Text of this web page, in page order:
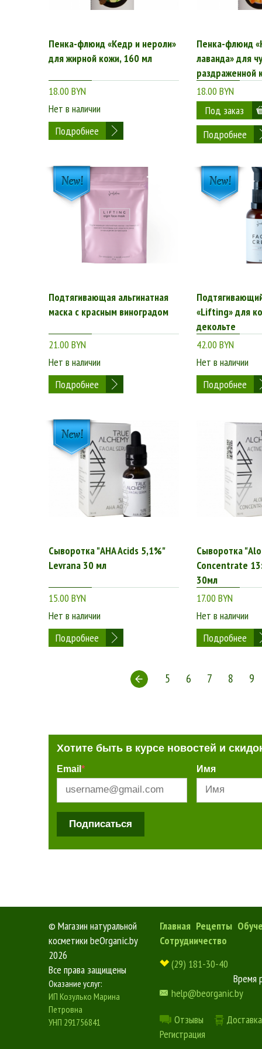
Интернет-магазин BeОrganic.by – это по-настоящему
магазина BeОrganic.by уже сейчас, чтобы купить
Пенка-флюид «Кедр и нероли»
для жирной кожи, 160 мл
18.00 BYN
Нет в наличии
Подробнее
Пенка-флюид
лаванда» для
раздраженной
18.00 BYN
Подробнее
Подтягивающая альгинатная
маска с красным виноградом
21.00 BYN
Нет в наличии
Подробнее
«Lifting» для
декольте
42.00 BYN
Нет в наличии
Подробнее
Сыворотка "AHA Acids 5,1%"
Levrana 30 мл
15.00 BYN
Нет в наличии
Подробнее
Сыворотка
Concentrate
30мл
17.00 BYN
Нет в наличии
Подробнее
5 6 7 8 9
Хотите быть в курсе новостей и
Email * Имя
Подписаться
© Магазин натуральной
косметики beOrganic.by
2026
Все права защищены
Оказание услуг:
ИП Козулько Марина
Петровна
УНП 291756841
Главная Рецепты
Сотрудничество
(29) 181-30-40
Время
help@beorganic.by
Отзывы
Регистрация